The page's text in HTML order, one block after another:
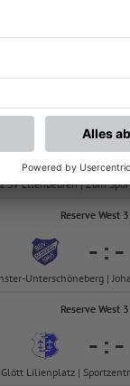
-:-
SV Ettenbeuren | Zum
Reserve West
- : -
Unterschöneberg |
Reserve West
- : -
Glött Lilienplatz |